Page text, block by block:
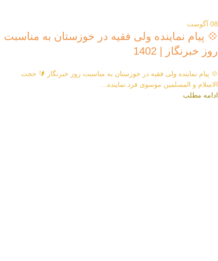
08 آگوست
💠 پیام نماینده ولی فقیه در خوزستان به مناسبت
روز خبرنگار | 1402
💠 پیام نماینده ولی فقیه در خوزستان به مناسبت روز خبرنگار 🔰 حجت
الاسلام و المسلمین موسوی فرد نماینده...
ادامه مطلب